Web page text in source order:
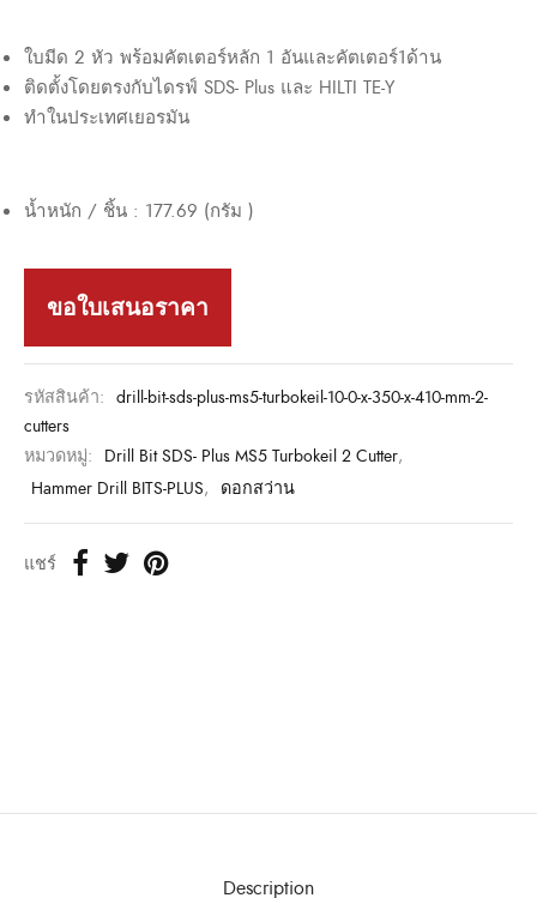
ใบมีด 2 หัว พร้อมคัตเตอร์หลัก 1 อันและคัตเตอร์1ด้าน
ติดตั้งโดยตรงกับไดรฟ์ SDS- Plus และ HILTI TE-Y
ทำในประเทศเยอรมัน
น้ำหนัก / ชิ้น : 177.69 (กรัม )
ขอใบเสนอราคา
รหัสสินค้า: drill-bit-sds-plus-ms5-turbokeil-10-0-x-350-x-410-mm-2-
cutters
หมวดหมู่: Drill Bit SDS- Plus MS5 Turbokeil 2 Cutter,
Hammer Drill BITS-PLUS, ดอกสว่าน
แชร์
Description